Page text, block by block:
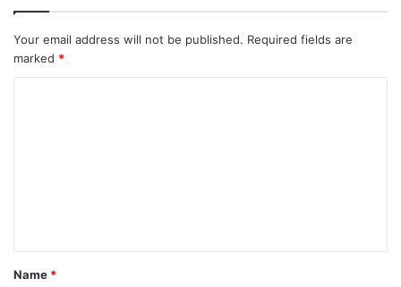
Your email address will not be published. Required fields are
marked *
t
*
Name *